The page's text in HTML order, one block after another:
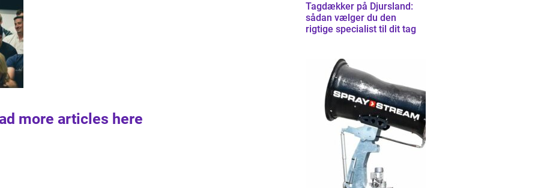
more articles here
Tagdækker på Djursland:
sådan vælger du den
rigtige specialist til dit tag